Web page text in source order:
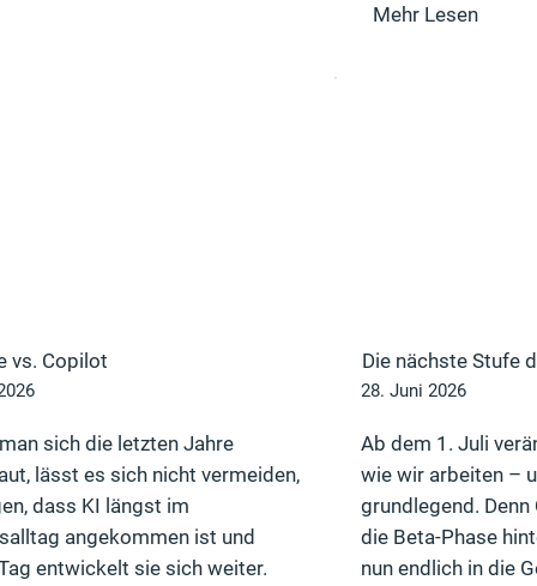
Mehr Lesen
vs. Copilot
sich die letzten Jahre
lässt es sich nicht vermeiden,
dass KI längst im
angekommen ist und
entwickelt sie sich weiter.
Die nächste Stufe
28. Juni 2026
Ab dem 1. Juli
wie wir arbeiten –
grundlegend.
die Beta-Phase
nun endlich in die